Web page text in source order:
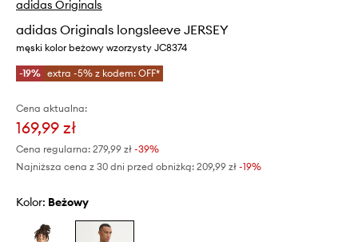
adidas Originals
adidas Originals longsleeve JERSEY
męski kolor beżowy wzorzysty JC8374
-19% extra -5% z kodem: OFF*
Cena aktualna:
169,99 zł
Cena regularna: 279,99 zł -39%
Najniższa cena z 30 dni przed obniżką: 209,99 zł -19%
Kolor: beżowy